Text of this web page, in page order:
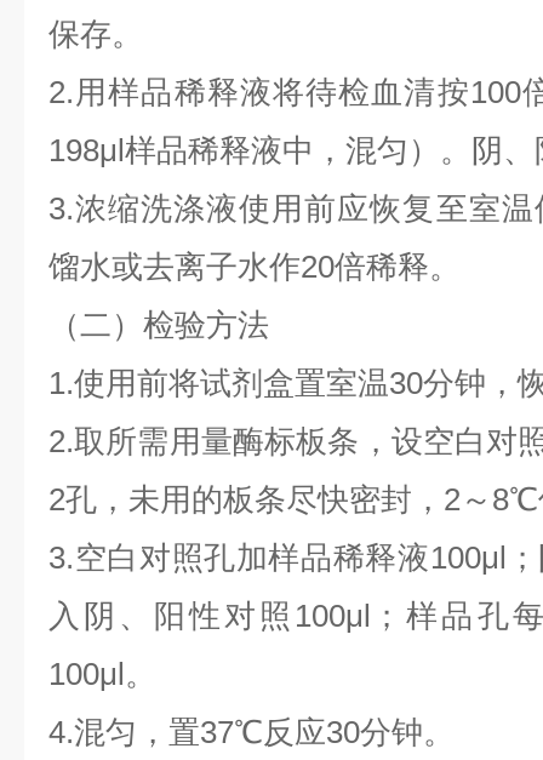
保存。
2.用样品稀释液将待检血清按100
198μl样品稀释液中，混匀）。阴
3.浓缩洗涤液使用前应恢复至室
馏水或去离子水作20倍稀释。
（二）检验方法
1.使用前将试剂盒置室温30分钟，
2.取所需用量酶标板条，设空白对
2孔，未用的板条尽快密封，2～
3.空白对照孔加样品稀释液100μl
入阴、阳性对照100μl；样品孔
100μl。
4.混匀，置37℃反应30分钟。